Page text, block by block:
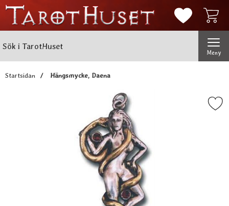
Mina
Meny
Startsidan Hängsmycke, Daena
Markera hängsmycke,